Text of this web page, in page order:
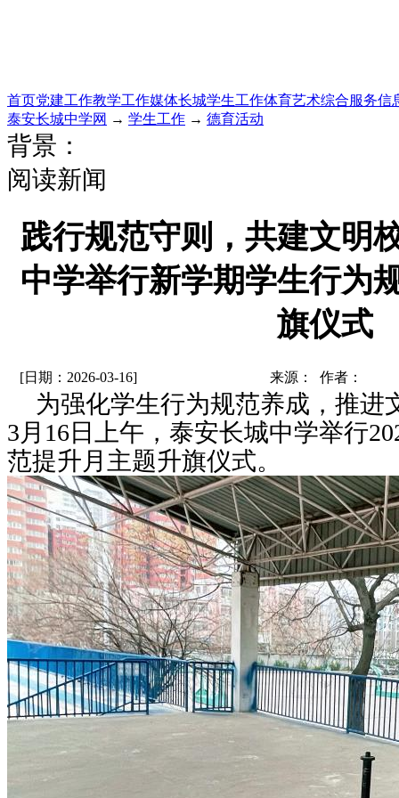
首页党建工作教学工作媒体长城学生工作体育艺术综合服务信
泰安长城中学网 → 学生工作 → 德育活动
背景：
阅读新闻
践行规范守则，共建文
中学举行新学期学生行为
旗仪式
[日期：2026-03-16] 来源： 作者：
为强化学生行为规范养成，推进
3月16日上午，泰安长城中学举行
范提升月主题升旗仪式。